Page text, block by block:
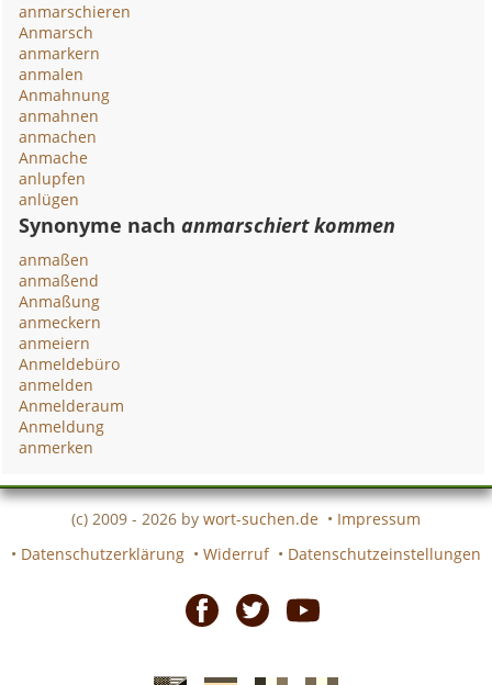
anmarschieren
Anmarsch
anmarkern
anmalen
Anmahnung
anmahnen
anmachen
Anmache
anlupfen
anlügen
Synonyme nachanmarschiert kommen
anmaßen
anmaßend
Anmaßung
anmeckern
anmeiern
Anmeldebüro
anmelden
Anmelderaum
Anmeldung
anmerken
(c) 2009 - 2026 by wort-suchen.de • Impressum
• Datenschutzerklärung • Widerruf • Datenschutzeinstellungen